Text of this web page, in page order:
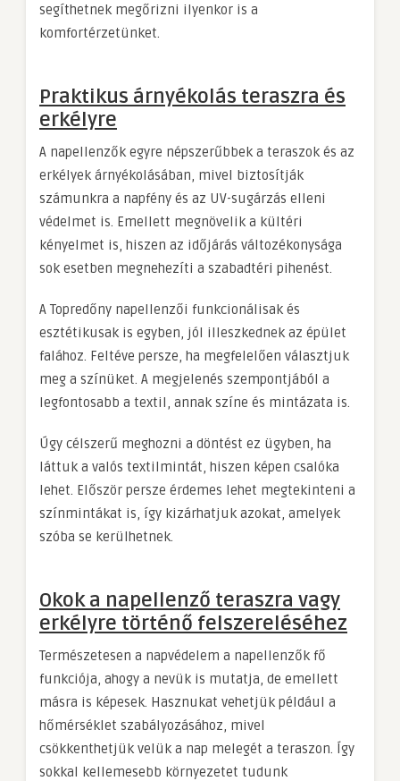
segíthetnek megőrizni ilyenkor is a
komfortérzetünket.
Praktikus árnyékolás teraszra és
erkélyre
A napellenzők egyre népszerűbbek a teraszok és az
erkélyek árnyékolásában, mivel biztosítják
számunkra a napfény és az UV-sugárzás elleni
védelmet is. Emellett megnövelik a kültéri
kényelmet is, hiszen az időjárás változékonysága
sok esetben megnehezíti a szabadtéri pihenést.
A Topredőny napellenzői funkcionálisak és
esztétikusak is egyben, jól illeszkednek az épület
falához. Feltéve persze, ha megfelelően választjuk
meg a színüket. A megjelenés szempontjából a
legfontosabb a textil, annak színe és mintázata is.
Úgy célszerű meghozni a döntést ez ügyben, ha
láttuk a valós textilmintát, hiszen képen csalóka
lehet. Először persze érdemes lehet megtekinteni a
színmintákat is, így kizárhatjuk azokat, amelyek
szóba se kerülhetnek.
Okok a napellenző teraszra vagy
erkélyre történő felszereléséhez
Természetesen a napvédelem a napellenzők fő
funkciója, ahogy a nevük is mutatja, de emellett
másra is képesek. Hasznukat vehetjük például a
hőmérséklet szabályozásához, mivel
csökkenthetjük velük a nap melegét a teraszon. Így
sokkal kellemesebb környezetet tudunk